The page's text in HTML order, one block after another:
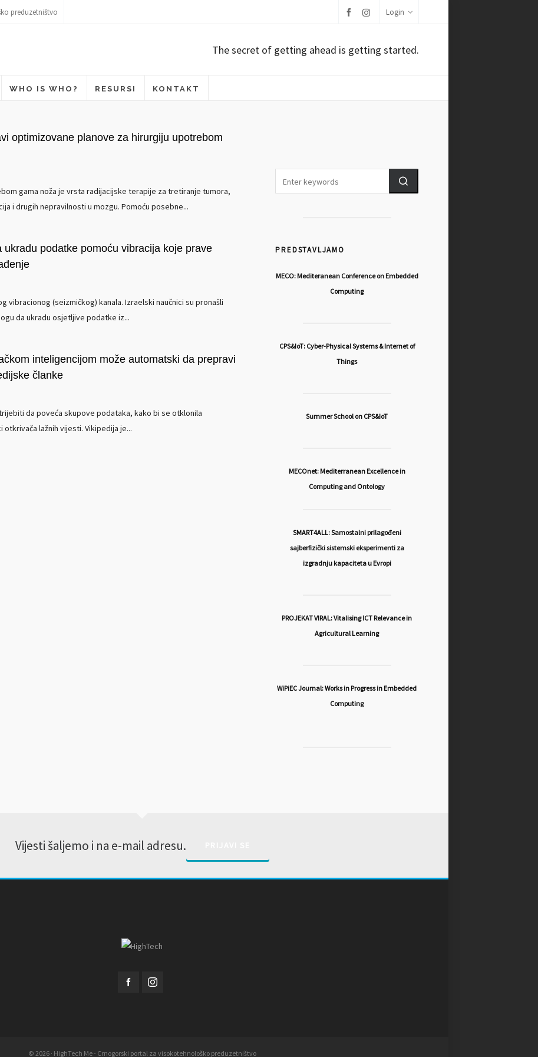
preduzetništvo Login
The secret of getting ahead is getting started.
WHO IS WHO? RESURSI KONTAKT
optimizovane planove za hirurgiju upotrebom
gama noža je vrsta radijacijske terapije za tretiranje tumora,
i drugih nepravilnosti u mozgu. Pomoću posebne...
ukradu podatke pomoću vibracija koje prave
vibracionog (seizmičkog) kanala. Izraelski naučnici su pronašli
da ukradu osjetljive podatke iz...
inteligencijom može automatski da prepravi
članke
da poveća skupove podataka, kako bi se otklonila
lažnih vijesti. Vikipedija je...
PREDSTAVLJAMO
MECO: Mediteranean Conference on Embedded
Computing
CPS&IoT: Cyber-Physical Systems & Internet of
Things
Summer School on CPS&IoT
MECOnet: Mediterranean Excellence in
Computing and Ontology
SMART4ALL: Samostalni prilagođeni
sajberfizički sistemski eksperimenti za
izgradnju kapaciteta u Evropi
PROJEKAT VIRAL: Vitalising ICT Relevance in
Agricultural Learning
WiPiEC Journal: Works in Progress in Embedded
Computing
Vijesti šaljemo i na e-mail adresu.
© 2026 · HighTech Me - Crnogorski portal za visokotehnološko preduzetništvo